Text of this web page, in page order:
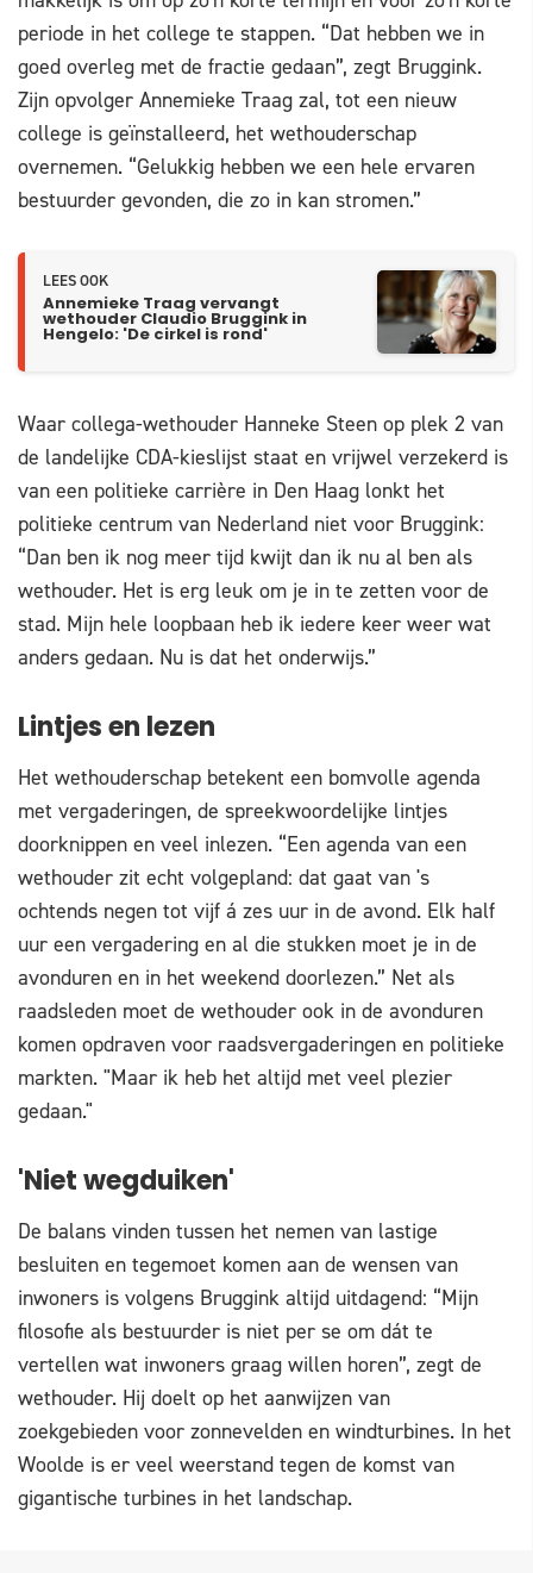
periode in het college te stappen. “Dat hebben we in
goed overleg met de fractie gedaan”, zegt Bruggink.
Zijn opvolger Annemieke Traag zal, tot een nieuw
college is geïnstalleerd, het wethouderschap
overnemen. “Gelukkig hebben we een hele ervaren
bestuurder gevonden, die zo in kan stromen.”
LEES OOK
Annemieke Traag vervangt
wethouder Claudio Bruggink in
Hengelo: 'De cirkel is rond'
Waar collega-wethouder Hanneke Steen op plek 2 van
de landelijke CDA-kieslijst staat en vrijwel verzekerd is
van een politieke carrière in Den Haag lonkt het
politieke centrum van Nederland niet voor Bruggink:
“Dan ben ik nog meer tijd kwijt dan ik nu al ben als
wethouder. Het is erg leuk om je in te zetten voor de
stad. Mijn hele loopbaan heb ik iedere keer weer wat
anders gedaan. Nu is dat het onderwijs.”
Lintjes en lezen
Het wethouderschap betekent een bomvolle agenda
met vergaderingen, de spreekwoordelijke lintjes
doorknippen en veel inlezen. “Een agenda van een
wethouder zit echt volgepland: dat gaat van 's
ochtends negen tot vijf á zes uur in de avond. Elk half
uur een vergadering en al die stukken moet je in de
avonduren en in het weekend doorlezen.” Net als
raadsleden moet de wethouder ook in de avonduren
komen opdraven voor raadsvergaderingen en politieke
markten. "Maar ik heb het altijd met veel plezier
gedaan."
'Niet wegduiken'
De balans vinden tussen het nemen van lastige
besluiten en tegemoet komen aan de wensen van
inwoners is volgens Bruggink altijd uitdagend: “Mijn
filosofie als bestuurder is niet per se om dát te
vertellen wat inwoners graag willen horen”, zegt de
wethouder. Hij doelt op het aanwijzen van
zoekgebieden voor zonnevelden en windturbines. In het
Woolde is er veel weerstand tegen de komst van
gigantische turbines in het landschap.